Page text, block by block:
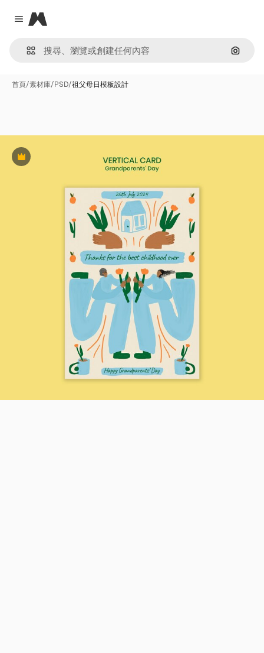
Close menu
Magnific
通過圖
首頁/素材庫/PSD/祖父母日模板設計
Premium